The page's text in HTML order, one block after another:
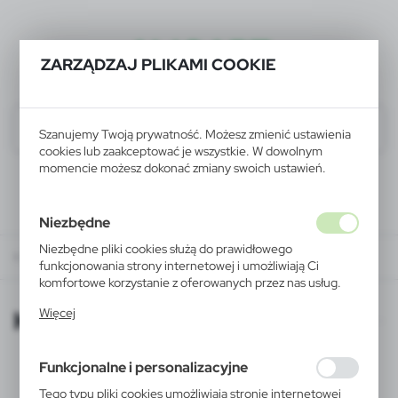
ZARZĄDZAJ PLIKAMI COOKIE
Szanujemy Twoją prywatność. Możesz zmienić ustawienia
cookies lub zaakceptować je wszystkie. W dowolnym
momencie możesz dokonać zmiany swoich ustawień.
Niezbędne
Niezbędne pliki cookies służą do prawidłowego
funkcjonowania strony internetowej i umożliwiają Ci
komfortowe korzystanie z oferowanych przez nas usług.
działania w celu m.in. dostosowania Twoich ustawień
korzystasz, może działać bez zakłóceń.
Więcej
Funkcjonalne i personalizacyjne
Tego typu pliki cookies umożliwiają stronie internetowej
ALIGART
KATALOGI ONLINE
KATALOGI ONLINE